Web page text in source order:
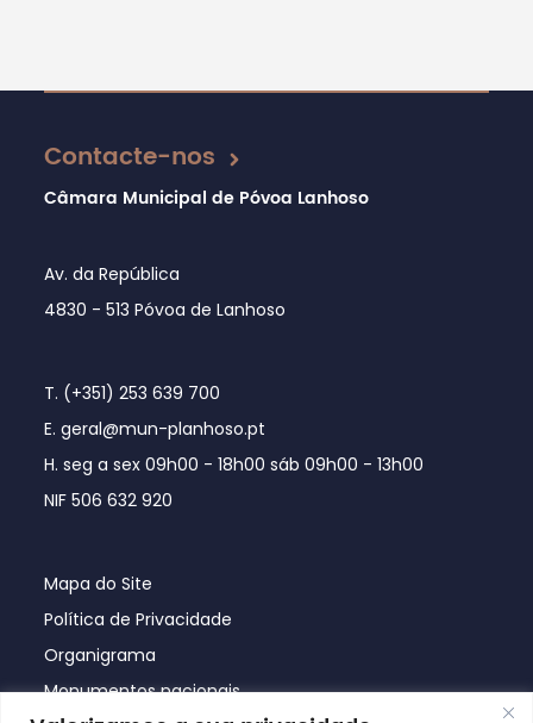
Atualizado em 03/10/2024
Contacte-nos
Câmara Municipal de Póvoa Lanhoso
Av. da República
4830 - 513 Póvoa de Lanhoso
T. (+351) 253 639 700
E. geral@mun-planhoso.pt
H. seg a sex 09h00 - 18h00 sáb 09h00 - 13h00
NIF 506 632 920
Mapa do Site
Política de Privacidade
Organigrama
Monumentos nacionais